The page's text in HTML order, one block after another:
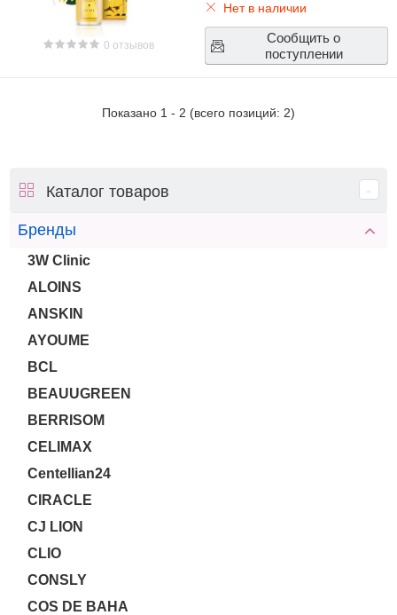
0 отзывов
Нет в наличии
Сообщить о
поступлении
Показано 1 - 2 (всего позиций: 2)
Каталог товаров
Бренды
3W Clinic
ALOINS
ANSKIN
AYOUME
BCL
BEAUUGREEN
BERRISOM
CELIMAX
Centellian24
CIRACLE
CJ LION
CLIO
CONSLY
COS DE BAHA